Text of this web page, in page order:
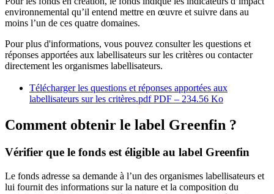
environnemental qu’il entend mettre en œuvre et suivre dans au
moins l’un de ces quatre domaines.
Pour plus d'informations, vous pouvez consulter les questions et
réponses apportées aux labellisateurs sur les critères ou contacter
directement les organismes labellisateurs.
Télécharger les questions et réponses apportées aux
labellisateurs sur les critères.pdfPDF – 234.56 Ko
Comment obtenir le label Greenfin ?
Vérifier que le fonds est éligible au label Greenfin
Le fonds adresse sa demande à l’un des organismes labellisateurs et
lui fournit des informations sur la nature et la composition du